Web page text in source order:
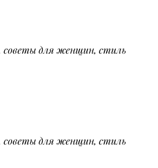
советы для женщин, стиль
советы для женщин, стиль